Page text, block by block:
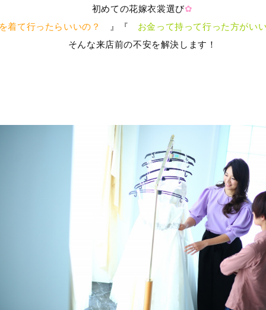
初めての花嫁衣裳選び✿
着て行ったらいいの？
』『 お金って持って行った方がい
そんな来店前の不安を解決します！